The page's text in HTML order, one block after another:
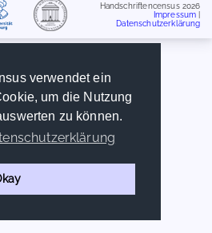
verwendet ein
um die Nutzung
zu können.
Handschriftencensus 2026
Impressum
Datenschutzerklärung